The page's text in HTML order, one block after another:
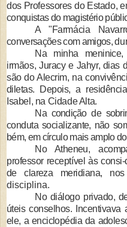
dos Professores do Estado,
conquistas do magistério
A "Farmácia
conversações com amigos,
Na minha
irmãos, Juracy e Jahyr, dias
são do Alecrim, na
diletas. Depois, a
Isabel, na Cidade Alta.
Na condição de
conduta socializante, não
bém, em círculo mais amplo
No Atheneu,
professor receptível às consi-
de cla­reza meridiana,
disciplina.
No diálogo privado,
úteis conselhos.
ele, a enciclopédia da